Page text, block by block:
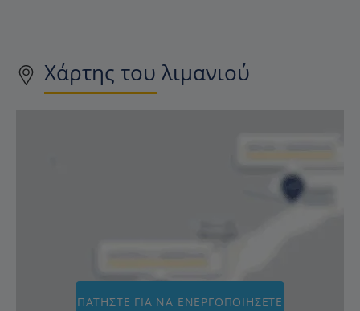
Χάρτης του λιμανιού
ΠΑΤΗΣΤΕ ΓΙΑ ΝΑ ΕΝΕΡΓΟΠΟΙΗΣΕΤΕ